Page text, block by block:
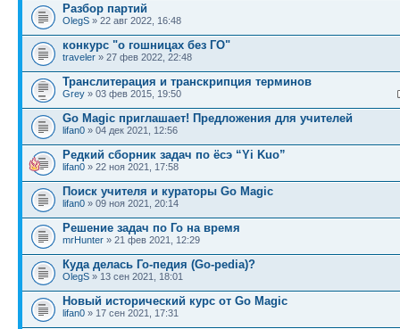
Разбор партий
OlegS » 22 авг 2022, 16:48
конкурс "о гошницах без ГО"
traveler » 27 фев 2022, 22:48
Транслитерация и транскрипция терминов
Grey » 03 фев 2015, 19:50
Go Magic приглашает! Предложения для учителей
lifan0 » 04 дек 2021, 12:56
Редкий сборник задач по ёсэ “Yi Kuo”
lifan0 » 22 ноя 2021, 17:58
Поиск учителя и кураторы Go Magic
lifan0 » 09 ноя 2021, 20:14
Решение задач по Го на время
mrHunter » 21 фев 2021, 12:29
Куда делась Го-педия (Go-pedia)?
OlegS » 13 сен 2021, 18:01
Новый исторический курс от Go Magic
lifan0 » 17 сен 2021, 17:31